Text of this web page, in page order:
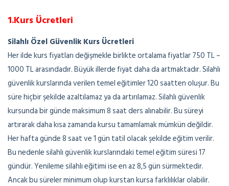
1.Kurs Ücretleri
Silahlı Özel Güvenlik Kurs Ücretleri
Her ilde kurs fiyatları değişmekle birlikte ortalama fiyatlar 750 TL –
1000 TL arasındadır. Büyük illerde fiyat daha da artmaktadır. Silahlı
güvenlik kurslarında verilen temel eğitimler 120 saatten oluşur. Bu
süre hiçbir şekilde azaltılamaz ya da artırılamaz. Silahlı güvenlik
kursunda bir günde maksimum 8 saat ders alınabilir. Bu süreyi
artırarak daha kısa zamanda kursu tamamlamak mümkün değildir.
Her hafta günde 8 saat ve 1 gün tatil olacak şekilde eğitim verilir.
Bu nedenle silahlı güvenlik kurslarındaki temel eğitim süresi 17
gündür. Yenileme silahlı eğitimi ise en az 8,5 gün sürmektedir.
Ancak bu süreler minimum olup kurstan kursa farklılıklar olabilir.